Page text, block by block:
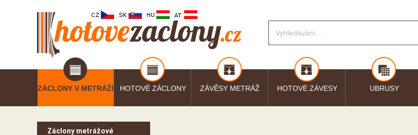
ZÁCLONY V METRÁŽI HOTOVÉ ZÁCLONY ZÁVĚSY METRÁŽ HOTOVÉ ZÁVESY UBRUSY
Záclony metrážové